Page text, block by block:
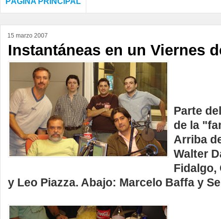
15 marzo 2007
Instantáneas en un Viernes
Parte
de la
Arriba
Walter
Fidalgo,
y Leo Piazza. Abajo: Marcelo Baffa y